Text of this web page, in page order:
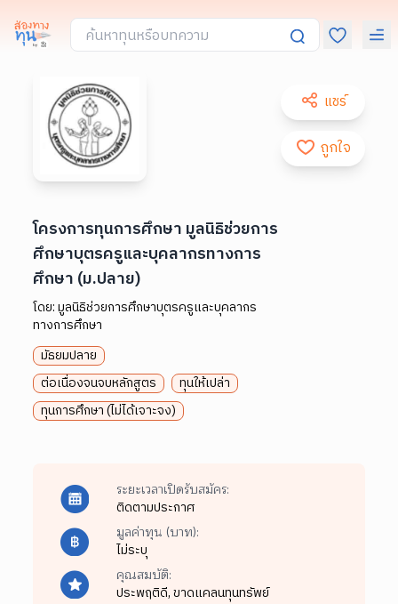
แชร์
ถูกใจ
โครงการทุนการศึกษา มูลนิธิช่วยการ
ศึกษาบุตรครูและบุคลากรทางการ
ศึกษา (ม.ปลาย)
โดย:มูลนิธิช่วยการศึกษาบุตรครูและบุคลากร
ทางการศึกษา
มัธยมปลาย
ต่อเนื่องจนจบหลักสูตร
ทุนให้เปล่า
ทุนการศึกษา (ไม่ได้เจาะจง)
ระยะเวลาเปิดรับสมัคร:
ติดตามประกาศ
มูลค่าทุน (บาท):
ไม่ระบุ
คุณสมบัติ:
ประพฤติดี,ขาดแคลนทุนทรัพย์